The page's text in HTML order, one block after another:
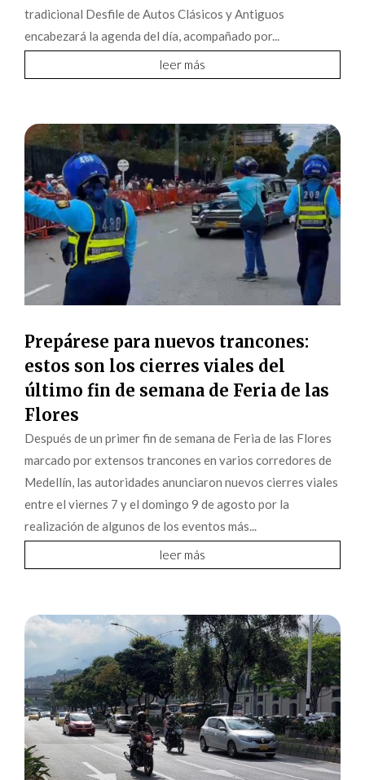
tradicional Desfile de Autos Clásicos y Antiguos
encabezará la agenda del día, acompañado por...
leer más
Prepárese para nuevos trancones:
estos son los cierres viales del
último fin de semana de Feria de las
Flores
Después de un primer fin de semana de Feria de las Flores
marcado por extensos trancones en varios corredores de
Medellín, las autoridades anunciaron nuevos cierres viales
entre el viernes 7 y el domingo 9 de agosto por la
realización de algunos de los eventos más...
leer más